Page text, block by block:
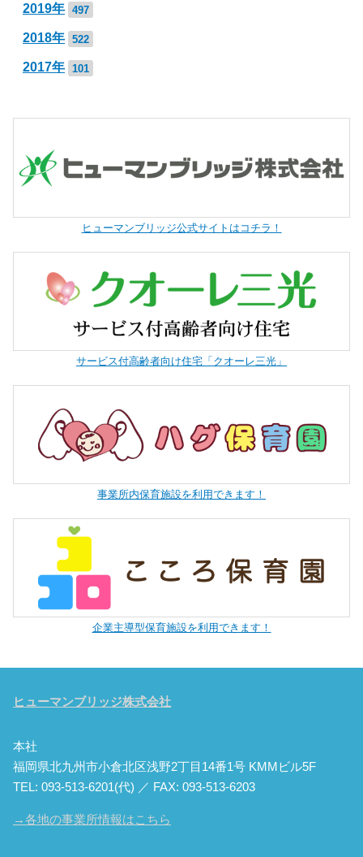
2019年 497
2018年 522
2017年 101
ヒューマンブリッジ公式サイトはコチラ！
サービス付高齢者向け住宅「クオーレ三光」
事業所内保育施設を利用できます！
企業主導型保育施設を利用できます！
ヒューマンブリッジ株式会社
本社
福岡県北九州市小倉北区浅野2丁目14番1号 KMMビル5F
TEL: 093-513-6201(代) ／ FAX: 093-513-6203
→各地の事業所情報はこちら